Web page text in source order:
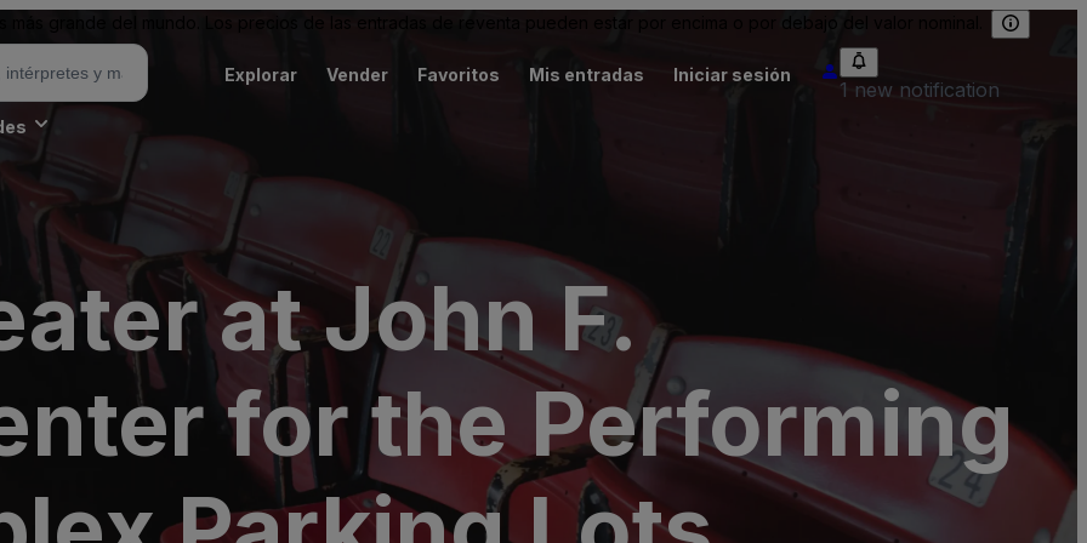
Explorar Vender Favoritos Mis entradas Iniciar sesión
1 new notification
at John F.
for the Performing